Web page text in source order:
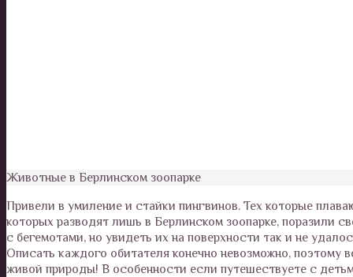
Животные в Берлинском зоопарке
Привели в умиление и стайки пингвинов. Тех которые
которых разводят лишь в Берлинском зоопарке, поразили
с бегемотами, но увидеть их на поверхности так и не
Описать каждого обитателя конечно невозможно, поэтому
живой природы! В особенности если путешествуете с